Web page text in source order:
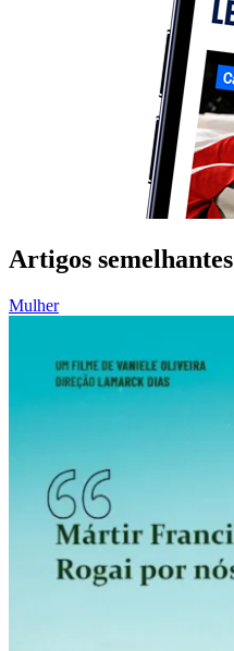
Artigos semelhantes
Mulher